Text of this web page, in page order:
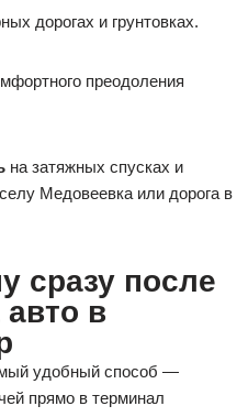
дорогах и грунтовках.
преодоления
на затяжных спусках и
Медовеевка или дорога в
сразу после
в
удобный способ —
прямо в терминал